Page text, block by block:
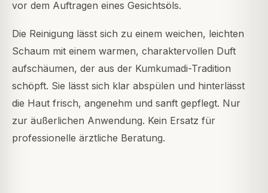
vor dem Auftragen eines Gesichtsöls.
Die Reinigung lässt sich zu einem weichen, leichten
Schaum mit einem warmen, charaktervollen Duft
aufschäumen, der aus der Kumkumadi-Tradition
schöpft. Sie lässt sich klar abspülen und hinterlässt
die Haut frisch, angenehm und sanft gepflegt. Nur
zur äußerlichen Anwendung. Kein Ersatz für
professionelle ärztliche Beratung.